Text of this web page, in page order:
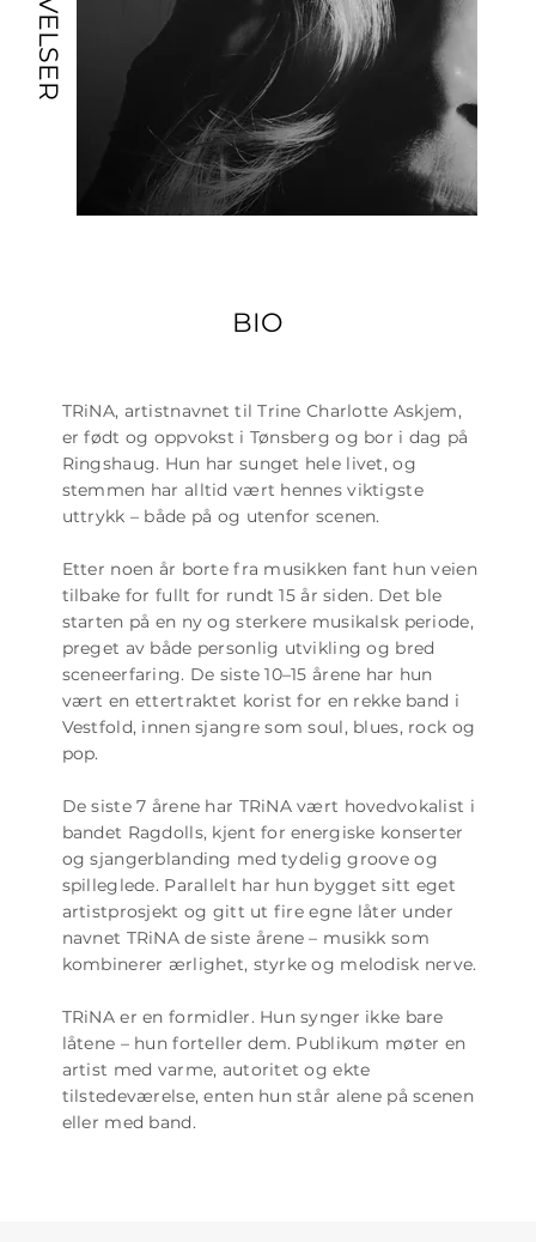
BIO
TRiNA, artistnavnet til Trine Charlotte Askjem,
er født og oppvokst i Tønsberg og bor i dag på
Ringshaug. Hun har sunget hele livet, og
stemmen har alltid vært hennes viktigste
uttrykk – både på og utenfor scenen.
Etter noen år borte fra musikken fant hun veien
tilbake for fullt for rundt 15 år siden. Det ble
starten på en ny og sterkere musikalsk periode,
preget av både personlig utvikling og bred
sceneerfaring. De siste 10–15 årene har hun
vært en ettertraktet korist for en rekke band i
Vestfold, innen sjangre som soul, blues, rock og
pop.
De siste 7 årene har TRiNA vært hovedvokalist i
bandet Ragdolls, kjent for energiske konserter
og sjangerblanding med tydelig groove og
spilleglede. Parallelt har hun bygget sitt eget
artistprosjekt og gitt ut fire egne låter under
navnet TRiNA de siste årene – musikk som
kombinerer ærlighet, styrke og melodisk nerve.
TRiNA er en formidler. Hun synger ikke bare
låtene – hun forteller dem. Publikum møter en
artist med varme, autoritet og ekte
tilstedeværelse, enten hun står alene på scenen
eller med band.